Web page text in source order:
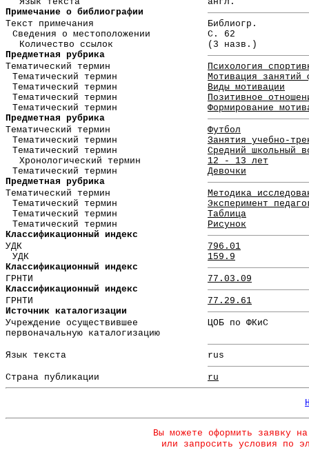
Примечание о библиографии
Текст примечания
Библиогр.
Сведения о местоположении
С. 62
Количество ссылок
(3 назв.)
Предметная рубрика
Тематический термин
Психология
Тематический термин
Мотивация занятий
Тематический термин
Виды мотивации
Тематический термин
Позитивное
Тематический термин
Формирование
Предметная рубрика
Тематический термин
Футбол
Тематический термин
Занятия учебно-
Тематический термин
Средний школьный
Хронологический термин
12 - 13 лет
Тематический термин
Девочки
Предметная рубрика
Тематический термин
Методика
Тематический термин
Эксперимент
Тематический термин
Таблица
Тематический термин
Рисунок
Классификационный индекс
УДК
796.01
УДК
159.9
Классификационный индекс
ГРНТИ
77.03.09
Классификационный индекс
ГРНТИ
77.29.61
Источник каталогизации
Учреждение осуществившее
первоначальную каталогизацию
ЦОБ по ФКиС
Язык текста rus
Страна публикации ru
Вы можете оформить заявку
или запросить условия по